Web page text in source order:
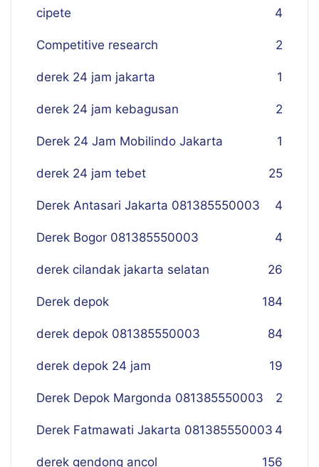
cipete 4
Competitive research 2
derek 24 jam jakarta 1
derek 24 jam kebagusan 2
Derek 24 Jam Mobilindo Jakarta 1
derek 24 jam tebet 25
Derek Antasari Jakarta 081385550003 4
Derek Bogor 081385550003 4
derek cilandak jakarta selatan 26
Derek depok 184
derek depok 081385550003 84
derek depok 24 jam 19
Derek Depok Margonda 081385550003 2
Derek Fatmawati Jakarta 081385550003 4
derek gendong ancol 156